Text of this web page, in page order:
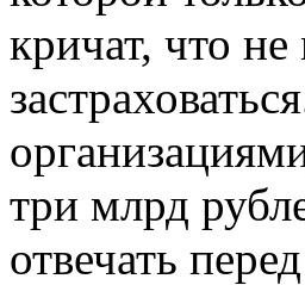
кричат, что
три млрд
отвечать